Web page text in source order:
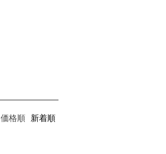
価格順 新着順